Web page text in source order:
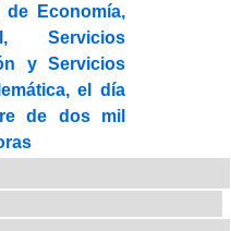
de Economía,
Servicios
y Servicios
el día
de dos mil